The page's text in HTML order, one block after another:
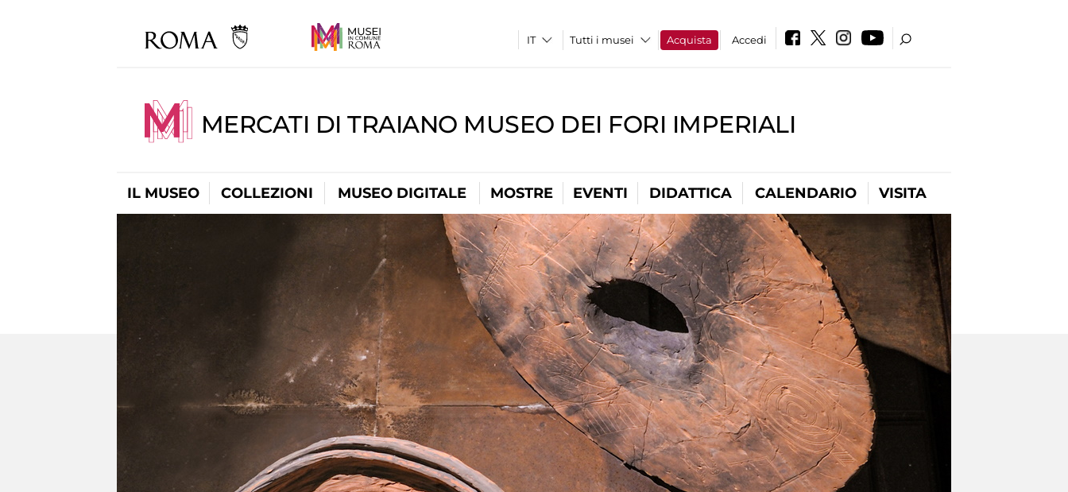
Tutti i musei Acquista Accedi
MERCATI DI TRAIANO MUSEO DEI FORI IMPERIALI
IL MUSEO COLLEZIONI MUSEO DIGITALE MOSTRE EVENTI DIDATTICA CALENDARIO VISITA